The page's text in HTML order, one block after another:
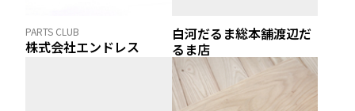
PARTS CLUB
株式会社エンドレス
白河だるま総本舗渡辺だ
るま店